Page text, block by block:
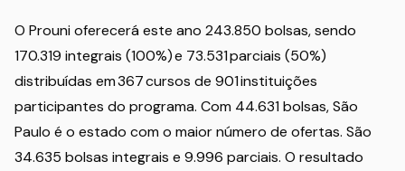
O Prouni oferecerá este ano 243.850 bolsas, sendo
170.319 integrais (100%) e 73.531 parciais (50%)
distribuídas em 367 cursos de 901 instituições
participantes do programa. Com 44.631 bolsas, São
Paulo é o estado com o maior número de ofertas. São
34.635 bolsas integrais e 9.996 parciais. O resultado